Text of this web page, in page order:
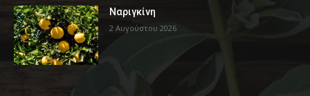
Ναριγκίνη
2 Αυγούστου 2026